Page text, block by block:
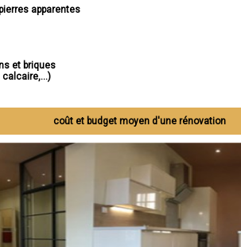
apparentes
et briques
calcaire,...)
coût et budget moyen d'une rénovation